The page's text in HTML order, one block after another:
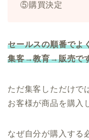
⑤購買決定
セールスの順番でよ
集客→教育→販売で
ただ集客しただけで
お客様が商品を購入
なぜ自分が購入する